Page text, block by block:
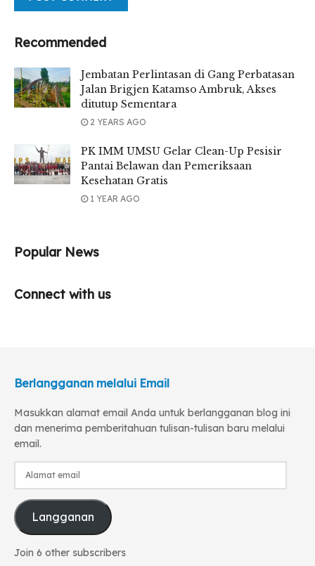
Recommended
Jembatan Perlintasan di Gang Perbatasan
Jalan Brigjen Katamso Ambruk, Akses
ditutup Sementara
2 YEARS AGO
PK IMM UMSU Gelar Clean-Up Pesisir
Pantai Belawan dan Pemeriksaan
Kesehatan Gratis
1 YEAR AGO
Popular News
Connect with us
Berlangganan melalui Email
Masukkan alamat email Anda untuk berlangganan blog ini
dan menerima pemberitahuan tulisan-tulisan baru melalui
email.
Alamat
Langganan
Join 6 other subscribers